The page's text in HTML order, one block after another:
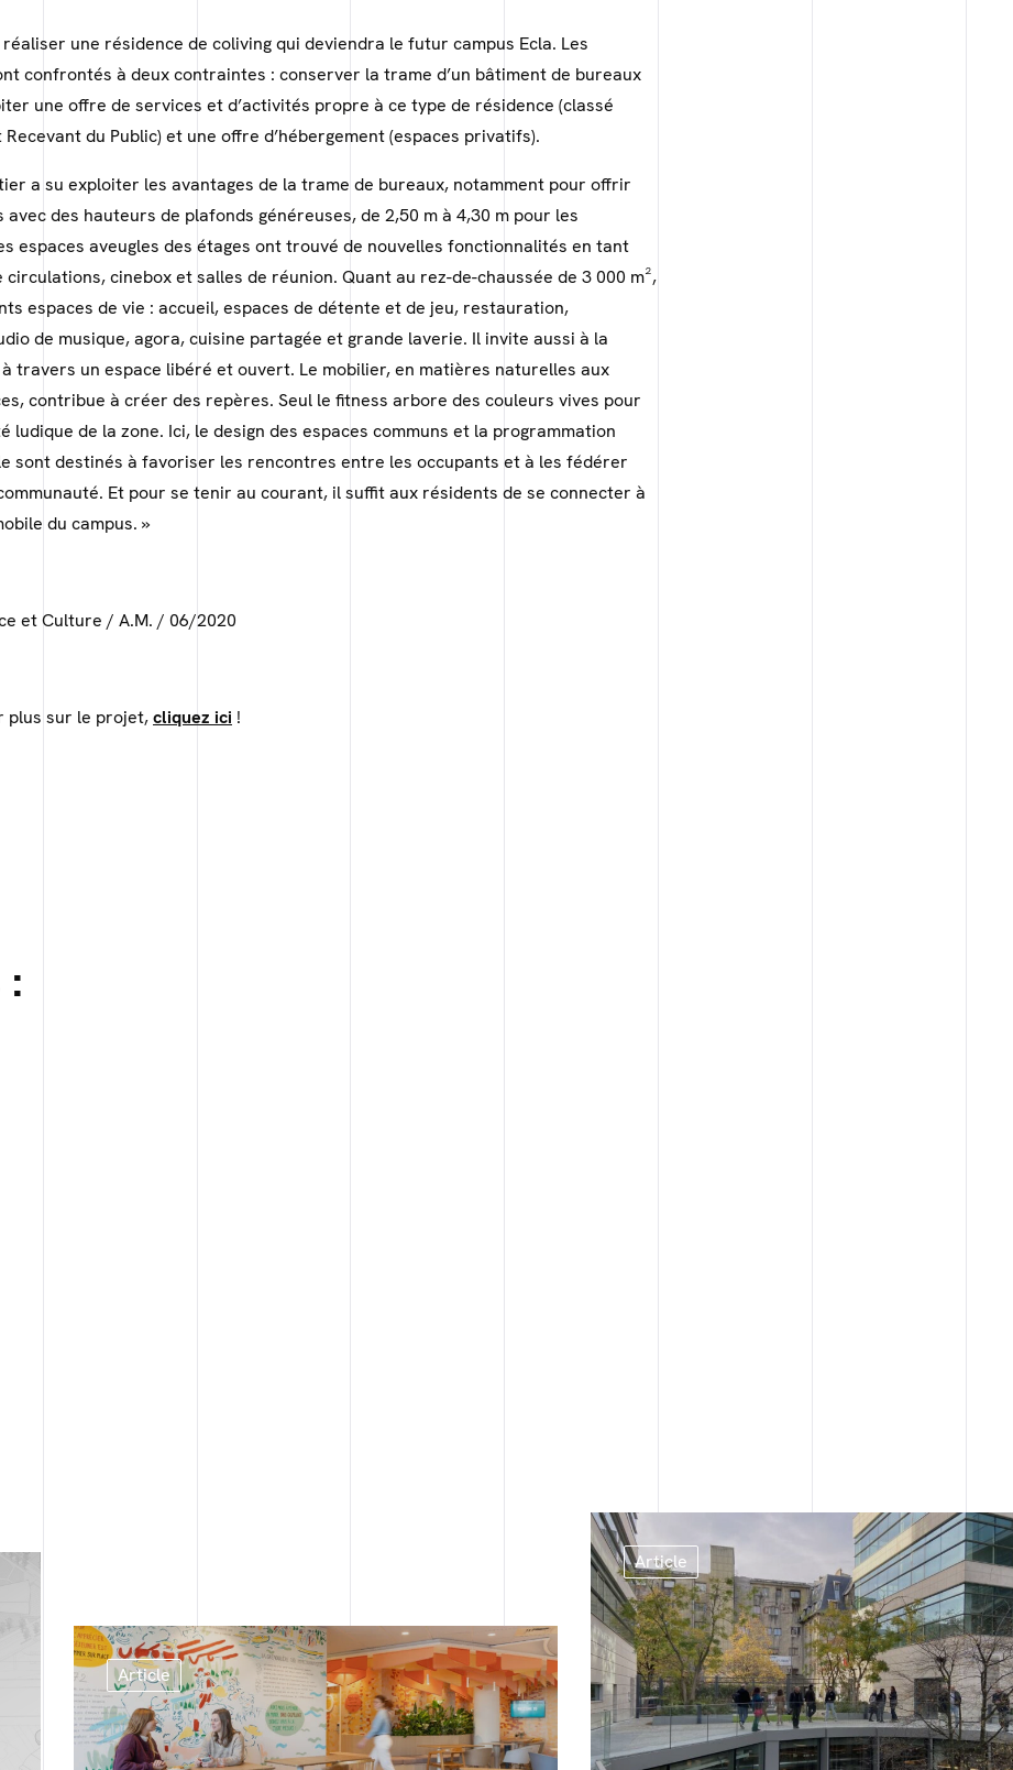
une résidence de coliving qui deviendra le futur campus Ecla. Les
confrontés à deux contraintes : conserver la trame d’un bâtiment de bureaux
une offre de services et d’activités propre à ce type de résidence (classé
du Public) et une offre d’hébergement (espaces privatifs).
a su exploiter les avantages de la trame de bureaux, notamment pour offrir
avec des hauteurs de plafonds généreuses, de 2,50 m à 4,30 m pour les
espaces aveugles des étages ont trouvé de nouvelles fonctionnalités en tant
circulations, cinebox et salles de réunion. Quant au rez-de-chaussée de 3 000 m²,
espaces de vie : accueil, espaces de détente et de jeu, restauration,
de musique, agora, cuisine partagée et grande laverie. Il invite aussi à la
travers un espace libéré et ouvert. Le mobilier, en matières naturelles aux
contribue à créer des repères. Seul le fitness arbore des couleurs vives pour
ludique de la zone. Ici, le design des espaces communs et la programmation
sont destinés à favoriser les rencontres entre les occupants et à les fédérer
Et pour se tenir au courant, il suffit aux résidents de se connecter à
du campus. »
et Culture / A.M. / 06/2020
plus sur le projet,cliquez ici !
Article
Article